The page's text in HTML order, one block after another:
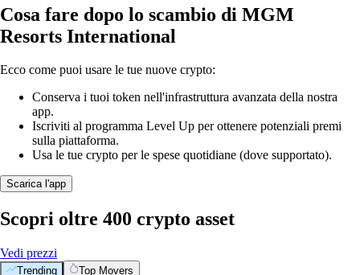
Cosa fare dopo lo scambio di MGM
Resorts International
Ecco come puoi usare le tue nuove crypto:
Conserva i tuoi token nell'infrastruttura avanzata della nostra
app.
Iscriviti al programma Level Up per ottenere potenziali premi
sulla piattaforma.
Usa le tue crypto per le spese quotidiane (dove supportato).
Scarica l'app
Scopri oltre 400 crypto asset
Vedi prezzi
Trending Top Movers